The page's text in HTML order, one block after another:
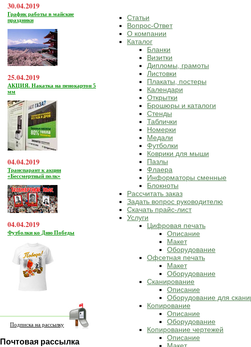
30.04.2019
График работы в майские
праздники
25.04.2019
АКЦИЯ. Накатка на пенокартон 5
мм
04.04.2019
Транспарант к акции
«Бессмертный полк»
04.04.2019
Футболки ко Дню Победы
Подписка на рассылку
Почтовая рассылка
Статьи
Вопрос-Ответ
О компании
Каталог
Бланки
Визитки
Дипломы, грамоты
Листовки
Плакаты, постеры
Календари
Открытки
Брошюры и каталоги
Стенды
Таблички
Номерки
Медали
Футболки
Коврики для мыши
Пазлы
Флаера
Информаторы сменные
Блокноты
Рассчитать заказ
Задать вопрос руководителю
Скачать прайс-лист
Услуги
Цифровая печать
Описание
Макет
Оборудование
Офсетная печать
Макет
Оборудование
Сканирование
Описание
Оборудование для
Копирование
Описание
Оборудование
Копирование чертежей
Описание